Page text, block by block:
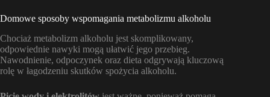
Domowe sposoby wspomagania metabolizmu alkoholu
Chociaż metabolizm alkoholu jest skomplikowany,
odpowiednie nawyki mogą ułatwić jego przebieg.
Nawodnienie, odpoczynek oraz dieta odgrywają kluczową
rolę w łagodzeniu skutków spożycia alkoholu.